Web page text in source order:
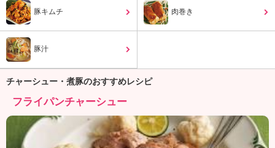
の
」
豚キムチ 肉巻き
豚汁
チャーシュー・煮豚のおすすめレシピ
フライパンチャーシュー